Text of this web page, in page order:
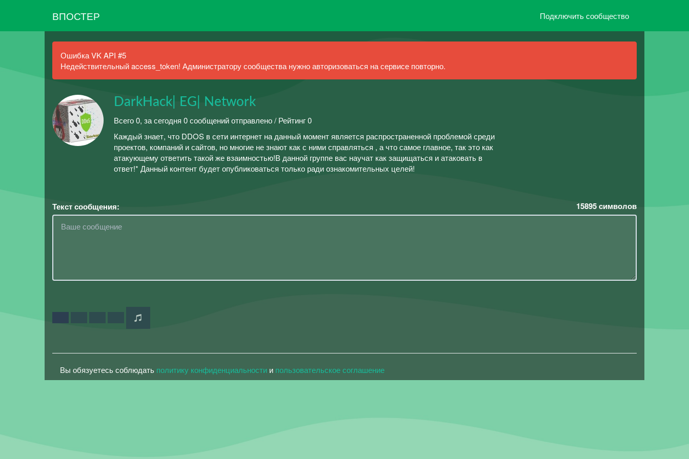
ВПОСТЕР Подключить сообщество
Ошибка VK API #5
Недействительный access_token! Администратору сообщества нужно авторизоваться на сервисе повторно.
DarkHack| EG| Network
Всего 0, за сегодня 0 сообщений отправлено / Рейтинг 0
Каждый знает, что DDOS в сети интернет на данный момент является распространенной проблемой среди
проектов, компаний и сайтов, но многие не знают как с ними справляться , а что самое главное, так это как
атакующему ответить такой же взаимностью!В данной группе вас научат как защищаться и атаковать в
ответ!* Данный контент будет опубликоваться только ради ознакомительных целей!
Текст сообщения: 15895символов
Вы обязуетесь соблюдать политику конфиденциальности и пользовательское соглашение